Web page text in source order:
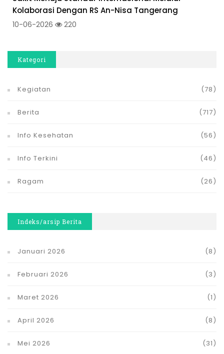
Kolaborasi Dengan RS An-Nisa Tangerang
10-06-2026 220
Kategori
Kegiatan (78)
Berita (717)
Info Kesehatan (56)
Info Terkini (46)
Ragam (26)
Indeks/arsip Berita
Januari 2026 (8)
Februari 2026 (3)
Maret 2026 (1)
April 2026 (8)
Mei 2026 (31)